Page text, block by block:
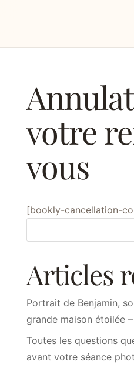
votre
vous
[bookly-cancellation-
Articles
Portrait de Benjamin,
grande maison étoilée
Toutes les questions
avant votre séance